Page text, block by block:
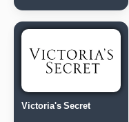
Victoria's Secret